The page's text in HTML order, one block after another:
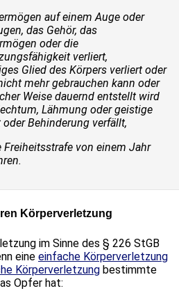
auf einem Auge oder
das Gehör, das
oder die
verliert,
Glied des Körpers verliert oder
mehr gebrauchen kann oder
Weise dauernd entstellt wird
Lähmung oder geistige
oder Behinderung verfällt,
Freiheitsstrafe von einem Jahr
Körperverletzung
im Sinne des § 226 StGB
eine einfache Körperverletzung
Körperverletzung bestimmte
Opfer hat: